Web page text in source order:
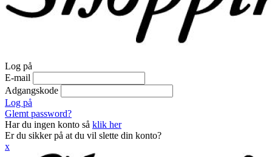
Log på
E-mail
Adgangskode
Log på
Glemt password?
Har du ingen konto så klik her
Er du sikker på at du vil slette din konto?
x